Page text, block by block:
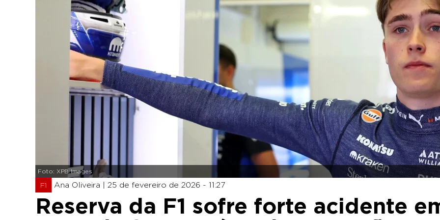
Foto: XPB Images
F1 Ana Oliveira | 25 de fevereiro de 2026 - 11:27
Reserva da F1 sofre forte acidente